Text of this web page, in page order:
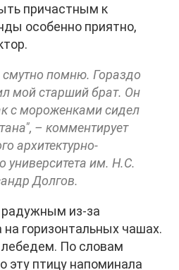
причастным к
особенно приятно,
смутно помню. Гораздо
мой старший брат. Он
с мороженками сидел
– комментирует
архитектурно-
университета им. Н.С.
Долгов.
из-за
горизонтальных чашах.
По словам
эту птицу напоминала